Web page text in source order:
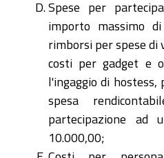
Spese per
importo massimo
rimborsi per spese di
costi per gadget e
l'ingaggio di
spesa
partecipazione
10.000,00;